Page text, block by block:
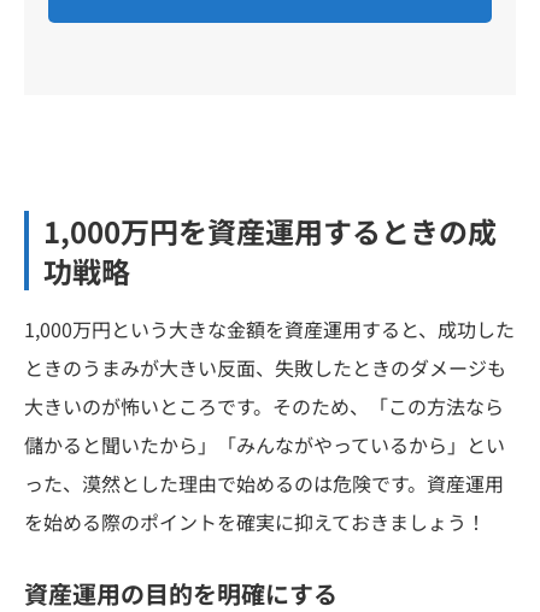
1,000万円を資産運用するときの成
功戦略
1,000万円という大きな金額を資産運用すると、成功した
ときのうまみが大きい反面、失敗したときのダメージも
大きいのが怖いところです。そのため、「この方法なら
儲かると聞いたから」「みんながやっているから」とい
った、漠然とした理由で始めるのは危険です。資産運用
を始める際のポイントを確実に抑えておきましょう！
資産運用の目的を明確にする